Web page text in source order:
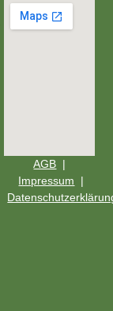
AGB |
Impressum |